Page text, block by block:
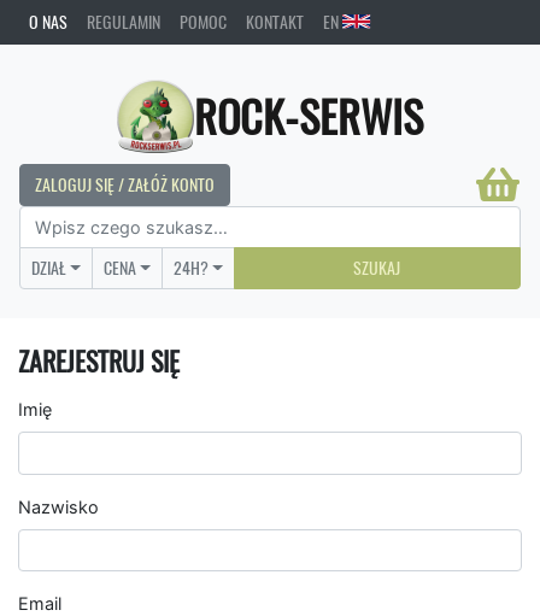
O NAS REGULAMIN POMOC KONTAKT EN
ROCK-SERWIS
ZALOGUJ SIĘ / ZAŁÓŻ KONTO
DZIAŁ CENA 24H? SZUKAJ
ZAREJESTRUJ SIĘ
Imię
Nazwisko
Email